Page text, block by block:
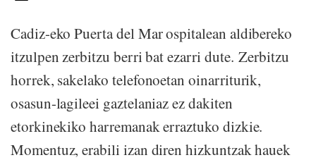
Cadiz-eko Puerta del Mar ospitalean aldibereko
itzulpen zerbitzu berri bat ezarri dute. Zerbitzu
horrek, sakelako telefonoetan oinarriturik,
osasun-lagileei gaztelaniaz ez dakiten
etorkinekiko harremanak erraztuko dizkie.
Momentuz, erabili izan diren hizkuntzak hauek